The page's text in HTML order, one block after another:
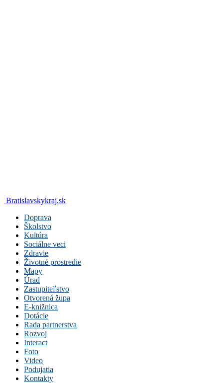
Bratislavskykraj.sk
Doprava
Školstvo
Kultúra
Sociálne veci
Zdravie
Životné prostredie
Mapy
Úrad
Zastupiteľstvo
Otvorená župa
E-knižnica
Dotácie
Rada partnerstva
Rozvoj
Interact
Foto
Video
Podujatia
Kontakty